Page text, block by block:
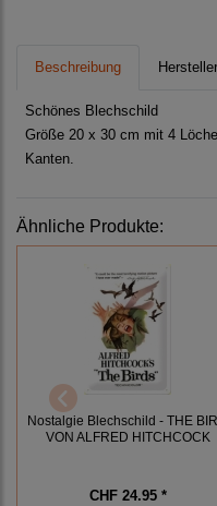
Beschreibung Hersteller
Schönes Blechschild
Größe 20 x 30 cm mit 4
Kanten.
Ähnliche Produkte:
Nostalgie Blechschild - THE
VON ALFRED HITCHCOCK
CHF 24.95 *